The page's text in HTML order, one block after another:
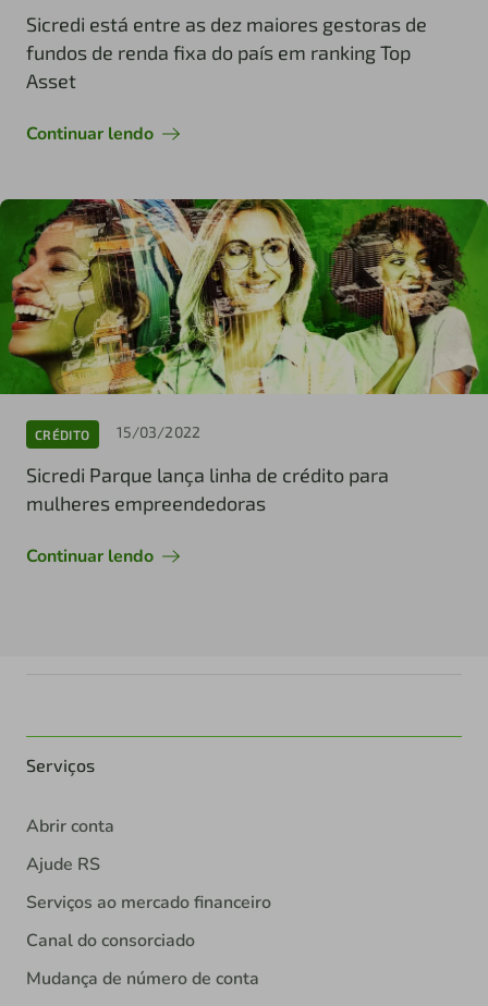
Sicredi está entre as dez maiores gestoras de
fundos de renda fixa do país em ranking Top
Asset
Continuar lendo
CRÉDITO 15/03/2022
Sicredi Parque lança linha de crédito para
mulheres empreendedoras
Continuar lendo
Serviços
Abrir conta
Ajude RS
Serviços ao mercado financeiro
Canal do consorciado
Mudança de número de conta